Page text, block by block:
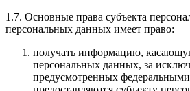
1.7. Основные права субъекта
персональных данных имеет право:
получать информацию,
персональных данных, за
предусмотренных